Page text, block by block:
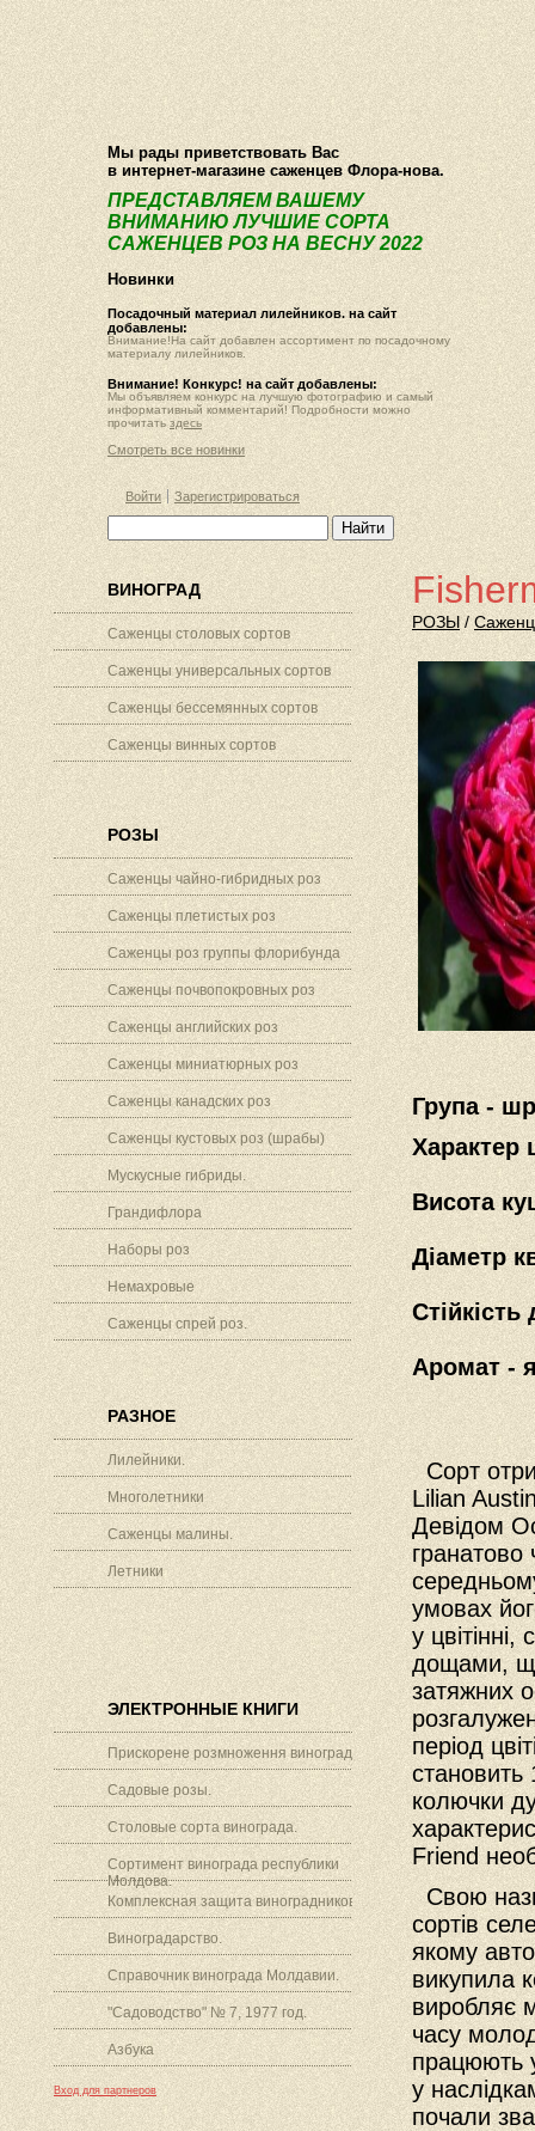
О компании Как купить Фотогалерея Статьи Опт
Мы рады приветствовать Вас
в интернет-магазине саженцев Флора-нова.
ПРЕДСТАВЛЯЕМ ВАШЕМУ
ВНИМАНИЮ ЛУЧШИЕ СОРТА
САЖЕНЦЕВ РОЗ НА ВЕСНУ 2022
Новинки
Посадочный материал лилейников. на сайт
добавлены:
Внимание!На сайт добавлен ассортимент по посадочному
материалу лилейников.
Внимание! Конкурс! на сайт добавлены:
Мы объявляем конкурс на лучшую фотографию и самый
информативный комментарий! Подробности можно
прочитать здесь
Смотреть все новинки
Войти Зарегистрироваться
ВИНОГРАД
Саженцы столовых сортов
Саженцы универсальных сортов
Саженцы бессемянных сортов
Саженцы винных сортов
РОЗЫ
Саженцы чайно-гибридных роз
Саженцы плетистых роз
Саженцы роз группы флорибунда
Саженцы почвопокровных роз
Саженцы английских роз
Саженцы миниатюрных роз
Саженцы канадских роз
Саженцы кустовых роз (шрабы)
Мускусные гибриды.
Грандифлора
Наборы роз
Немахровые
Саженцы спрей роз.
РАЗНОЕ
Лилейники.
Многолетники
Саженцы малины.
Летники
ЭЛЕКТРОННЫЕ КНИГИ
Прискорене розмноження винограду.
Садовые розы.
Столовые сорта винограда.
Сортимент винограда республики
Молдова.
Комплексная защита виноградников.
Виноградарство.
Справочник винограда Молдавии.
"Садоводство" № 7, 1977 год.
Азбука
Вход для партнеров
РОЗЫ/
Група -
Характер
Висота
Діаметр
Аромат -
Сорт
Lilian
Девідом
гранатово
умовах
у
дощами,
затяжних
період
становить
колючки
Friend
Свою
сортів
якому
викупила
виробляє
часу
працюють
у
почали